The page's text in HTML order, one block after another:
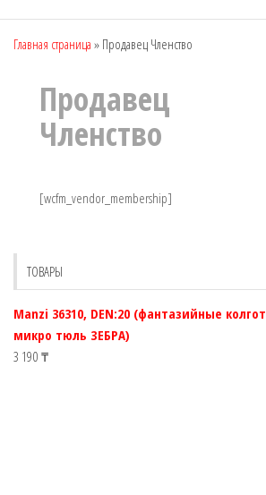
Главная страница » Продавец Членство
Продавец
Членство
[wcfm_vendor_membership]
ТОВАРЫ
Manzi 36310, DEN:20 (фантазийные
микро тюль ЗЕБРА)
3 190 ₸